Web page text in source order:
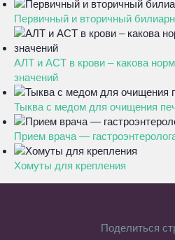
Первичный и вторичный
АЛТ и АСТ в крови – какова
значений
Тыква с медом для очищения
Прием врача —
Хомуты для крепления
Поделиться